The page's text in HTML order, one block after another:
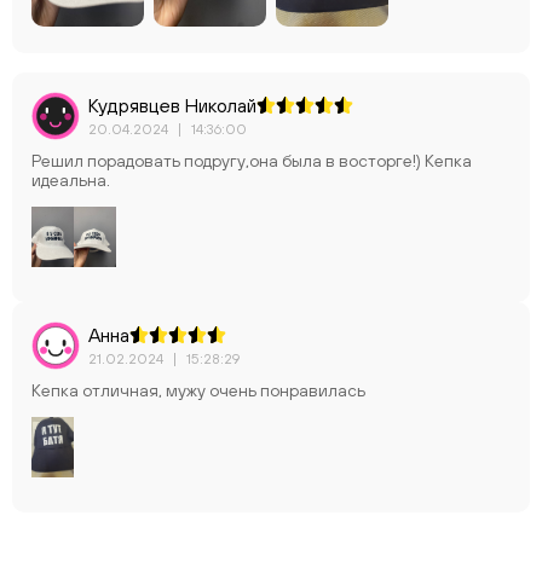
Кудрявцев Николай
20.04.2024 | 14:36:00
Решил порадовать подругу,она была в восторге!) Кепка
идеальна.
Анна
21.02.2024 | 15:28:29
Кепка отличная, мужу очень понравилась